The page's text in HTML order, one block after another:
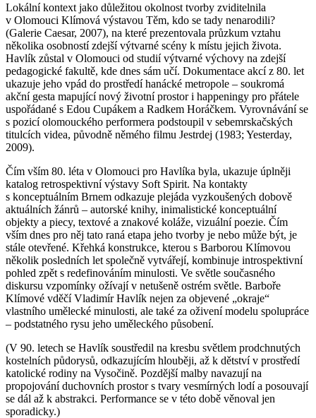
Lokální kontext jako důležitou okolnost tvorby zviditelnila
v Olomouci Klímová výstavou Těm, kdo se tady nenarodili?
(Galerie Caesar, 2007), na které prezentovala průzkum vztahu
několika osobností zdejší výtvarné scény k místu jejich života.
Havlík zůstal v Olomouci od studií výtvarné výchovy na zdejší
pedagogické fakultě, kde dnes sám učí. Dokumentace akcí z 80. let
ukazuje jeho vpád do prostředí hanácké metropole – soukromá
akční gesta mapující nový životní prostor i happeningy pro přátele
uspořádané s Edou Cupákem a Radkem Horáčkem. Vyrovnávání se
s pozicí olomouckého performera podstoupil v sebemrskačských
titulcích videa, původně němého filmu Jestrdej (1983; Yesterday,
2009).
Čím vším 80. léta v Olomouci pro Havlíka byla, ukazuje úplněji
katalog retrospektivní výstavy Soft Spirit. Na kontakty
s konceptuálním Brnem odkazuje plejáda vyzkoušených dobově
aktuálních žánrů – autorské knihy, inimalistické konceptuální
objekty a piecy, textové a znakové koláže, vizuální poezie. Čím
vším dnes pro něj tato raná etapa jeho tvorby je nebo může být, je
stále otevřené. Křehká konstrukce, kterou s Barborou Klímovou
několik posledních let společně vytvářejí, kombinuje introspektivní
pohled zpět s redefinováním minulosti. Ve světle současného
diskursu vzpomínky ožívají v netušeně ostrém světle. Barboře
Klímové vděčí Vladimír Havlík nejen za objevené „okraje“
vlastního umělecké minulosti, ale také za oživení modelu spolupráce
– podstatného rysu jeho uměleckého působení.
(V 90. letech se Havlík soustředil na kresbu světlem prodchnutých
kostelních půdorysů, odkazujícím hlouběji, až k dětství v prostředí
katolické rodiny na Vysočině. Pozdější malby navazují na
propojování duchovních prostor s tvary vesmírných lodí a posouvají
se dál až k abstrakci. Performance se v této době věnoval jen
sporadicky.)